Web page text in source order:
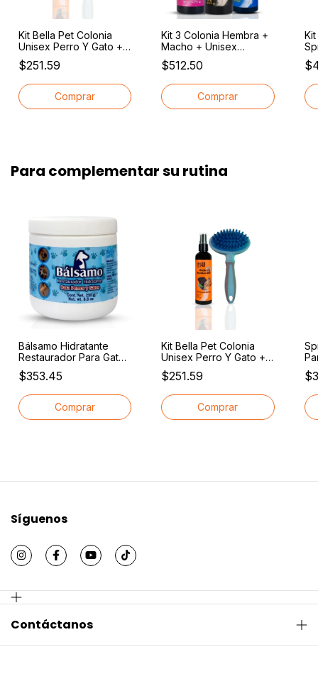
Kit Bella Pet Colonia
Unisex Perro Y Gato +
Cepillo Suave Gratis
$251.59
Kit 3 Colonia Hembra +
Macho + Unisex
Mascotas Perros 125ml
Aroma Fresco Y Suave
$512.50
Para complementar su rutina
Bálsamo Hidratante
Restaurador Para Gatos
Bella Pet 250grs
$353.45
Kit Bella Pet Colonia
Unisex Perro Y Gato +
Cepillo Suave Gratis
$251.59
Síguenos
Contáctanos